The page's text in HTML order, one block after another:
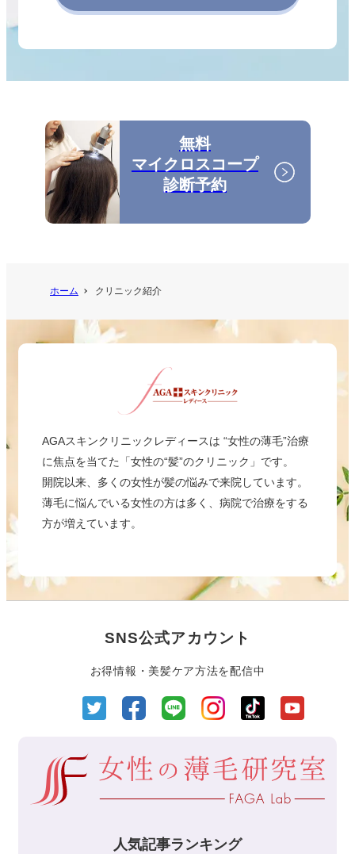
無料
マイクロスコープ
診断予約
ホーム クリニック紹介
AGAスキンクリニックレディースは “女性の薄毛”治療
に焦点を当てた「女性の“髪”のクリニック」です。
開院以来、多くの女性が髪の悩みで来院しています。
薄毛に悩んでいる女性の方は多く、病院で治療をする
方が増えています。
SNS公式アカウント
お得情報・美髪ケア方法を配信中
人気記事ランキング